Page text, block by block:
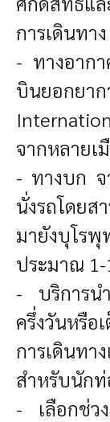
การเดินทาง
- ทางอากา
บินยอก
จากหลายเ
- ทางบก
นั่งรถโดย
มายังบุโร
ประมาณ 1-
- บริการน
ครึ่งวันหรือ
การเดินทา
สำหรับนักท่
- เลือกช่วง